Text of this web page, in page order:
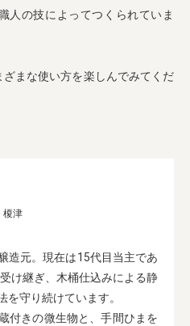
人の技によってつくられていま
まな使い方を楽しんでみてくだ
榎津
造元。現在は15代目当主であ
け継ぎ、木桶仕込みによる静
守り続けています。
付きの微生物と、手間ひまを